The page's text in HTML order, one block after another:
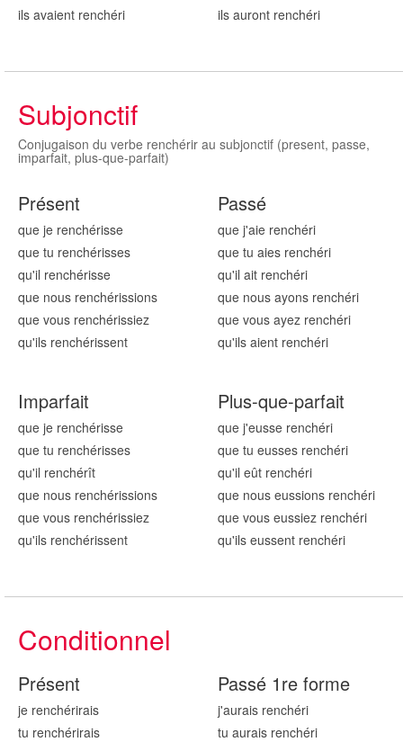
ils avaient renchéri
ils auront renchéri
Subjonctif
Conjugaison du verbe renchérir au subjonctif (present, passe,
imparfait, plus-que-parfait)
Présent
que je renchérisse
que tu renchérisses
qu'il renchérisse
que nous renchérissions
que vous renchérissiez
qu'ils renchérissent
Passé
que j'aie renchéri
que tu aies renchéri
qu'il ait renchéri
que nous ayons renchéri
que vous ayez renchéri
qu'ils aient renchéri
Imparfait
que je renchérisse
que tu renchérisses
qu'il renchérît
que nous renchérissions
que vous renchérissiez
qu'ils renchérissent
Plus-que-parfait
que j'eusse renchéri
que tu eusses renchéri
qu'il eût renchéri
que nous eussions renchéri
que vous eussiez renchéri
qu'ils eussent renchéri
Conditionnel
Présent
je renchérirais
tu renchérirais
Passé 1re forme
j'aurais renchéri
tu aurais renchéri